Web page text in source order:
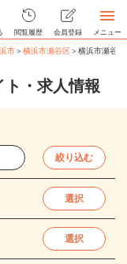
閲覧履歴 会員登録 メニュー
市＞横浜市瀬谷区＞横浜市瀬谷
・求人情報
絞り込む
選択
選択